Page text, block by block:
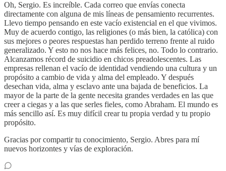
Oh, Sergio. Es increíble. Cada correo que envías conecta
directamente con alguna de mis líneas de pensamiento recurrentes.
Llevo tiempo pensando en este vacío existencial en el que vivimos.
Muy de acuerdo contigo, las religiones (o más bien, la católica) con
sus mejores o peores respuestas han perdido terreno frente al ruido
generalizado. Y esto no nos hace más felices, no. Todo lo contrario.
Alcanzamos récord de suicidio en chicos preadolescentes. Las
empresas rellenan el vacío de identidad vendiendo una cultura y un
propósito a cambio de vida y alma del empleado. Y después
desechan vida, alma y esclavo ante una bajada de beneficios. La
mayor de la parte de la gente necesita grandes verdades en las que
creer a ciegas y a las que serles fieles, como Abraham. El mundo es
más sencillo así. Es muy difícil crear tu propia verdad y tu propio
propósito.
Gracias por compartir tu conocimiento, Sergio. Abres para mí
nuevos horizontes y vías de exploración.